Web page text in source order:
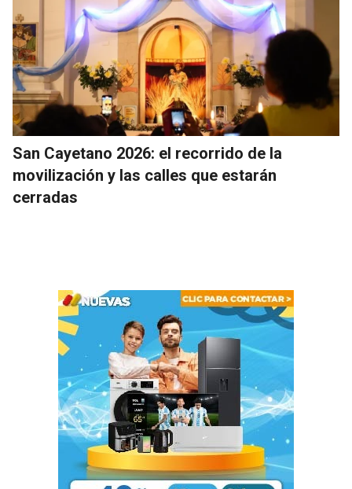
San Cayetano 2026: el recorrido de la
movilización y las calles que estarán
cerradas